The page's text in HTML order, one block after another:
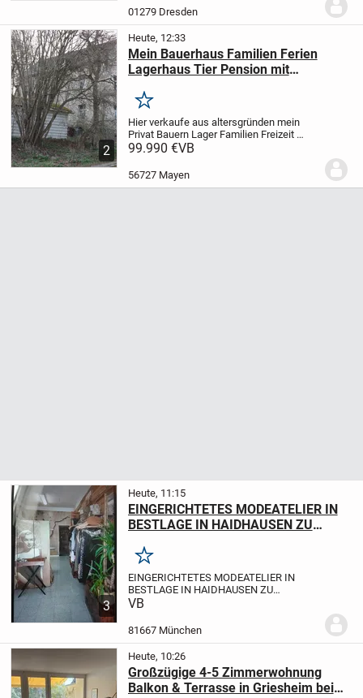
01279 Dresden
2
Heute, 12:33
Mein Bauerhaus Familien Ferien
Lagerhaus Tier Pension mit
Merken
Hier verkaufe aus altersgründen mein
Privat Bauern Lager Familien Freizeit
Ferien Haus mit Garten+Campen
möglich,rundum Grundstück 205
qm+mehr möglich,Haus 100qm,9...
99.990 €VB
56727 Mayen
3
Heute, 11:15
EINGERICHTETES MODEATELIER IN
BESTLAGE IN HAIDHAUSEN ZU
Merken
EINGERICHTETES MODEATELIER IN
BESTLAGE IN HAIDHAUSEN ZU
VERKAUFEN
DesignKUNDSCHAFT
VB
81667 München
Heute, 10:26
Großzügige 4-5 Zimmerwohnung
Balkon & Terrasse in Griesheim bei